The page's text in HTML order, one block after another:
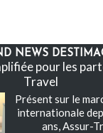
NEWS
pour les
Travel
Présent sur le
internationale
ans, Assur-